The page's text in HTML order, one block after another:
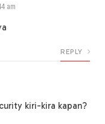
am
REPLY
kiri-kira kapan?